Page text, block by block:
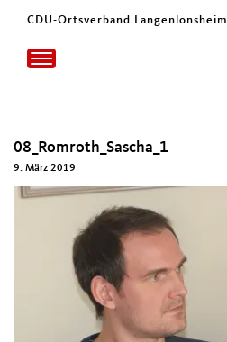
CDU-Ortsverband Langenlonsheim
Toggle
navigation
08_Romroth_Sascha_1
9. März 2019